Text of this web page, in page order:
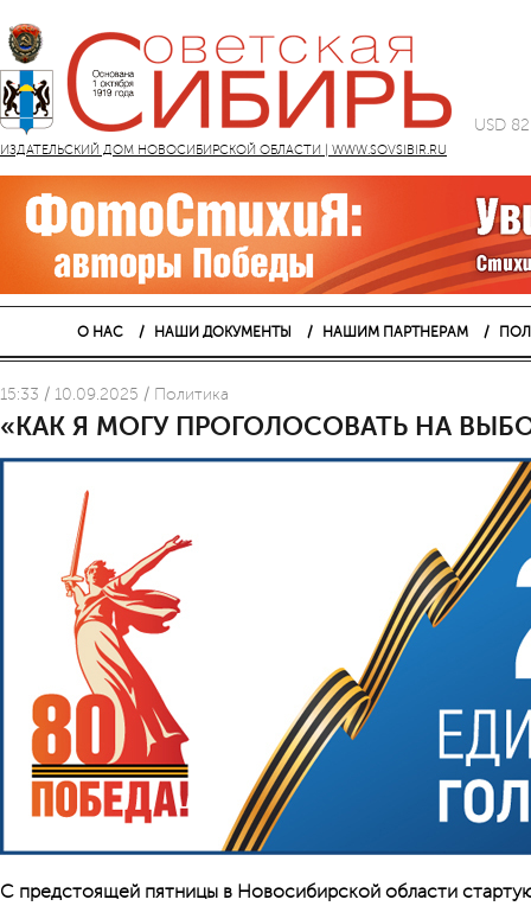
ИЗДАТЕЛЬСКИЙ ДОМ НОВОСИБИРСКОЙ ОБЛАСТИ | WWW.SOVSIBIR.RU
USD
О НАС НАШИ ДОКУМЕНТЫ НАШИМ ПАРТНЕРАМ
15:33 / 10.09.2025 / Политика
«КАК Я МОГУ ПРОГОЛОСОВАТЬ НА
С предстоящей пятницы в Новосибирской области